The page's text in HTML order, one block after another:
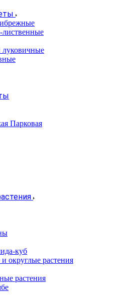
лиственные
Парковая
куб
округлые растения
растения